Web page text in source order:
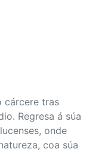
cárcere tras
Regresa á súa
onde
coa súa